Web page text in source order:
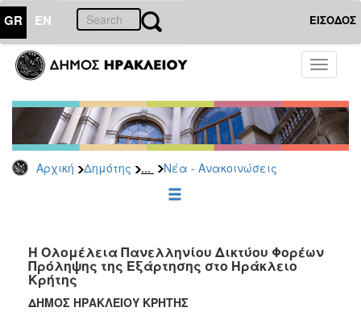
GR EN ΕΙΣΟΔΟΣ
Toggle
Αρχική Δημότης ... Νέα - Ανακοινώσεις
ΔΗΜΟΤΗΣ
Πολιτική
Νέα
-
Ανακοινώσεις
Οικονομική
Αδυναμία
&
Φυσικές
Η Ολομέλεια Πανελληνίου Δικτύου Φορέων
Πρόληψης της Εξάρτησης στο Ηράκλειο
Κρήτης
ΔΗΜΟΣ ΗΡΑΚΛΕΙΟΥ ΚΡΗΤΗΣ